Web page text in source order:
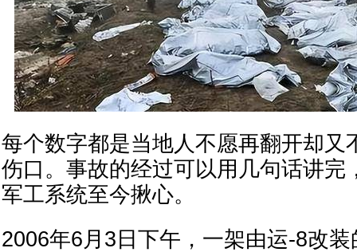
每个数字都是当地人不愿再翻开却又
伤口。事故的经过可以用几句话讲完
军工系统至今揪心。
2006年6月3日下午，一架由运-8改